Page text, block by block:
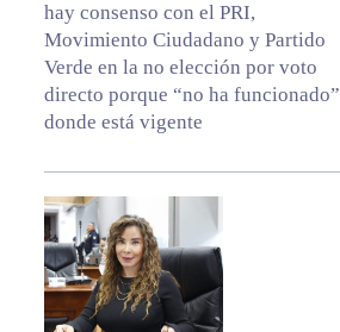
hay consenso con el PRI,
Movimiento Ciudadano y Partido
Verde en la no elección por voto
directo porque “no ha funcionado”
donde está vigente